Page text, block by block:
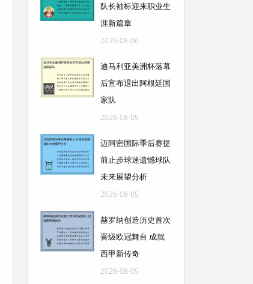
队长袖标迎来职业生
涯新篇章
2026-08-06
迪马利亚美洲杯落幕
后宣布退出阿根廷国
家队
2026-08-05
迈阿密国际季后赛提
前止步球迷遗憾球队
未来展望分析
2026-08-05
赫罗纳创造历史首次
晋级欧冠舞台 成就
西甲新传奇
2026-08-05